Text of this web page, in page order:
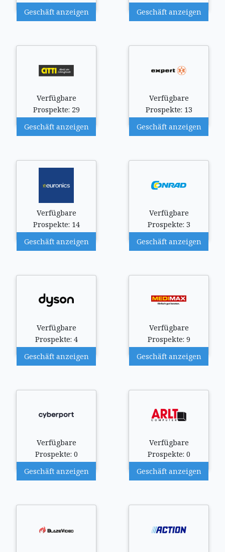
Geschäft anzeigen
Geschäft anzeigen
Verfügbare
Prospekte: 29
Geschäft anzeigen
Verfügbare
Prospekte: 13
Geschäft anzeigen
Verfügbare
Prospekte: 14
Geschäft anzeigen
Verfügbare
Prospekte: 3
Geschäft anzeigen
Verfügbare
Prospekte: 4
Geschäft anzeigen
Verfügbare
Prospekte: 9
Geschäft anzeigen
Verfügbare
Prospekte: 0
Geschäft anzeigen
Verfügbare
Prospekte: 0
Geschäft anzeigen